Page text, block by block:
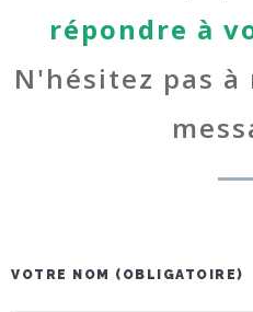
répondre à
N'hésitez pas
VOTRE NOM (OBLIGATOIRE)